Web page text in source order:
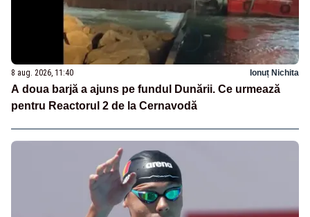
8 aug. 2026, 11:40 Ionuț Nichita
A doua barjă a ajuns pe fundul Dunării. Ce urmează
pentru Reactorul 2 de la Cernavodă